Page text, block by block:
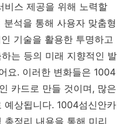
비스 제공을 위해 노력할
석을 통해 사용자 맞춤형
기술을 활용한 투명하고
는 등의 미래 지향적인 발
요. 이러한 변화들은 1004
카드로 만들 것이며, 많은
예상됩니다. 1004섬신안카
정리 내용을 통해 미리